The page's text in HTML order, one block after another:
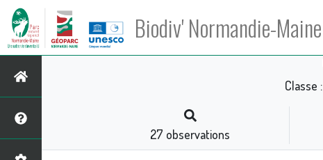
Biodiv' Normandie-Maine
Classe :
27 observations